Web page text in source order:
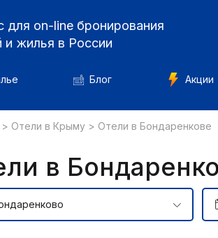
для on-line бронирования
и жилья в России
Блог Акции
> Отели в Крыму > Отели в Бондаренкове
в